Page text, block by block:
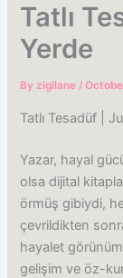
Tatlı
Yerde
Byzigilane/
Tatlı Tesadüf |
Yazar, hayal
olsa dijital
örmüş gibiydi,
çevrildikten
hayalet
gelişim ve öz-